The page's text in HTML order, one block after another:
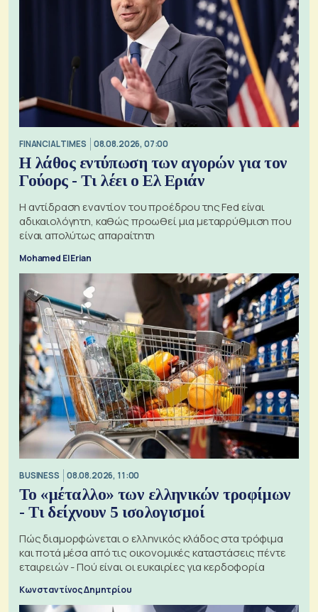
FINANCIAL TIMES 08.08.2026, 07:00
Η λάθος εντύπωση των αγορών για τον
Γούορς - Τι λέει ο Ελ Εριάν
Η αντίδραση εναντίον του προέδρου της Fed είναι
αδικαιολόγητη, καθώς προωθεί μια μεταρρύθμιση που
είναι απολύτως απαραίτητη
Mohamed El Erian
BUSINESS 08.08.2026, 11:00
Το «μέταλλο» των ελληνικών τροφίμων
- Τι δείχνουν 5 ισολογισμοί
Πώς διαμορφώνεται ο ελληνικός κλάδος στα τρόφιμα
και ποτά μέσα από τις οικονομικές καταστάσεις πέντε
εταιρειών - Πού είναι οι ευκαιρίες για κερδοφορία
Κωνσταντίνος Δημητρίου